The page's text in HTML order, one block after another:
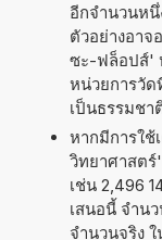
อีกจำนวนหนึ่
ตัวอย่างอาจ
ซะ-ฟล็อปส์'
หน่วยการวัด
เป็นธรรมชา
หากมีการใ
วิทยาศาสตร์
เช่น 2,496
เสนอนี้ จำน
จำนวนจริง